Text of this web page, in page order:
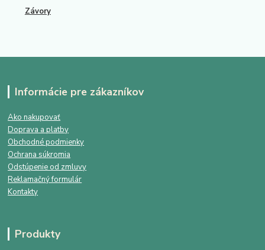
Závory
Informácie pre zákazníkov
Ako nakupovať
Doprava a platby
Obchodné podmienky
Ochrana súkromia
Odstúpenie od zmluvy
Reklamačný formulár
Kontakty
Produkty